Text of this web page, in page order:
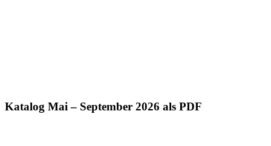
Katalog Mai – September 2026 als PDF